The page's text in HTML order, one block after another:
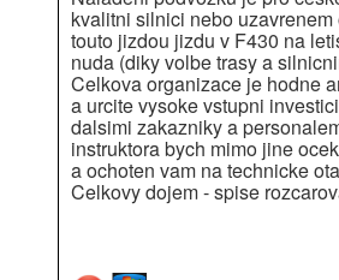
kvalitni silnici nebo
touto jizdou jizdu v F430 na
nuda (diky volbe trasy a
Celkova organizace je hodne
a urcite vysoke vstupni
dalsimi zakazniky a
instruktora bych mimo jine
a ochoten vam na technicke
Celkovy dojem - spise